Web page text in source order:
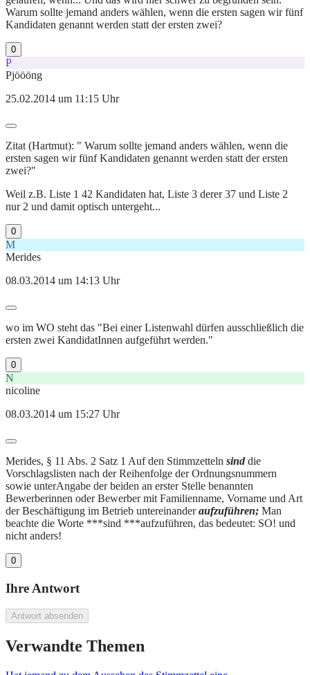
Warum sollte jemand anders wählen, wenn die ersten sagen wir fünf
Kandidaten genannt werden statt der ersten zwei?
0
P
Pjöööng
25.02.2014 um 11:15 Uhr
Zitat (Hartmut): " Warum sollte jemand anders wählen, wenn die
ersten sagen wir fünf Kandidaten genannt werden statt der ersten
zwei?"
Weil z.B. Liste 1 42 Kandidaten hat, Liste 3 derer 37 und Liste 2
nur 2 und damit optisch untergeht...
0
M
Merides
08.03.2014 um 14:13 Uhr
wo im WO steht das "Bei einer Listenwahl dürfen ausschließlich die
ersten zwei KandidatInnen aufgeführt werden."
0
N
nicoline
08.03.2014 um 15:27 Uhr
Merides, § 11 Abs. 2 Satz 1 Auf den Stimmzetteln sinddie
Vorschlagslisten nach der Reihenfolge der Ordnungsnummern
sowie unterAngabe der beiden an erster Stelle benannten
Bewerberinnen oder Bewerber mit Familienname, Vorname und Art
der Beschäftigung im Betrieb untereinanderaufzuführen; Man
beachte die Worte ***sind ***aufzuführen, das bedeutet: SO! und
nicht anders!
0
Ihre Antwort
Antwort absenden
Verwandte Themen